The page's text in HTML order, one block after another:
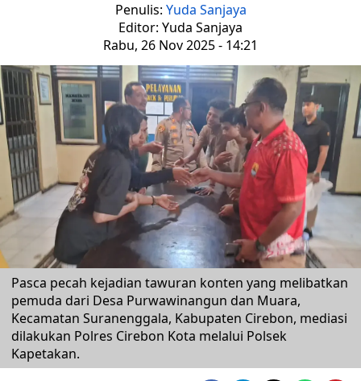
Penulis: Yuda Sanjaya
Editor: Yuda Sanjaya
Rabu, 26 Nov 2025 - 14:21
Pasca pecah kejadian tawuran konten yang melibatkan
pemuda dari Desa Purwawinangun dan Muara,
Kecamatan Suranenggala, Kabupaten Cirebon, mediasi
dilakukan Polres Cirebon Kota melalui Polsek
Kapetakan.